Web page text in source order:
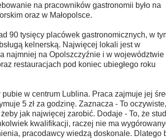
na pracowników gastronomii było na
oraz w Małopolsce.
90 tysięcy placówek gastronomicznych, w
kelnerską. Najwięcej lokali jest w
najmniej na Opolszczyźnie i w województwie
restauracjach pod koniec ubiegłego roku
w centrum Lublina. Praca zajmuje jej
5 zł za godzinę. Zaznacza - To
jak najwięcej zarobić. Dodaje - To, że
kwalifikacji, raczej nie ma
pracodawcy wiedzą doskonale. Dlatego